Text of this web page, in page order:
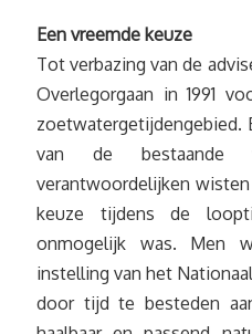
Een vreemde keuze
Tot verbazing van de
Overlegorgaan in 1991
zoetwatergetijdengebied.
van de bestaande
verantwoordelijken
keuze tijdens de
onmogelijk was. Men
instelling van het
door tijd te besteden